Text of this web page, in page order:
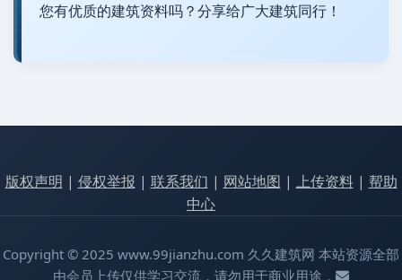
您有优质的建筑资料吗？分享给广大建筑同行！
版权声明 | 侵权举报 | 联系我们 | 网站地图 | 上传资料| 帮助
中心
Copyright © 2025 www.99jianzhu.com 久久建筑网 本站资源全部
由会员上传仅供学习交流，请勿用于商业用途，